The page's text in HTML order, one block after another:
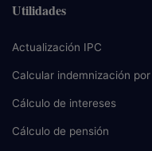
Utilidades
Actualización IPC
Calcular indemnización
Cálculo de intereses
Cálculo de pensión